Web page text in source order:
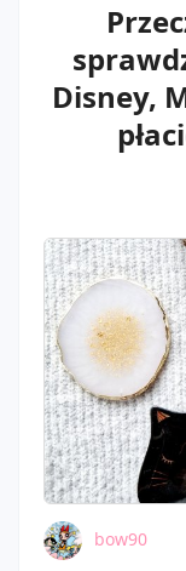
Disney,
bow90